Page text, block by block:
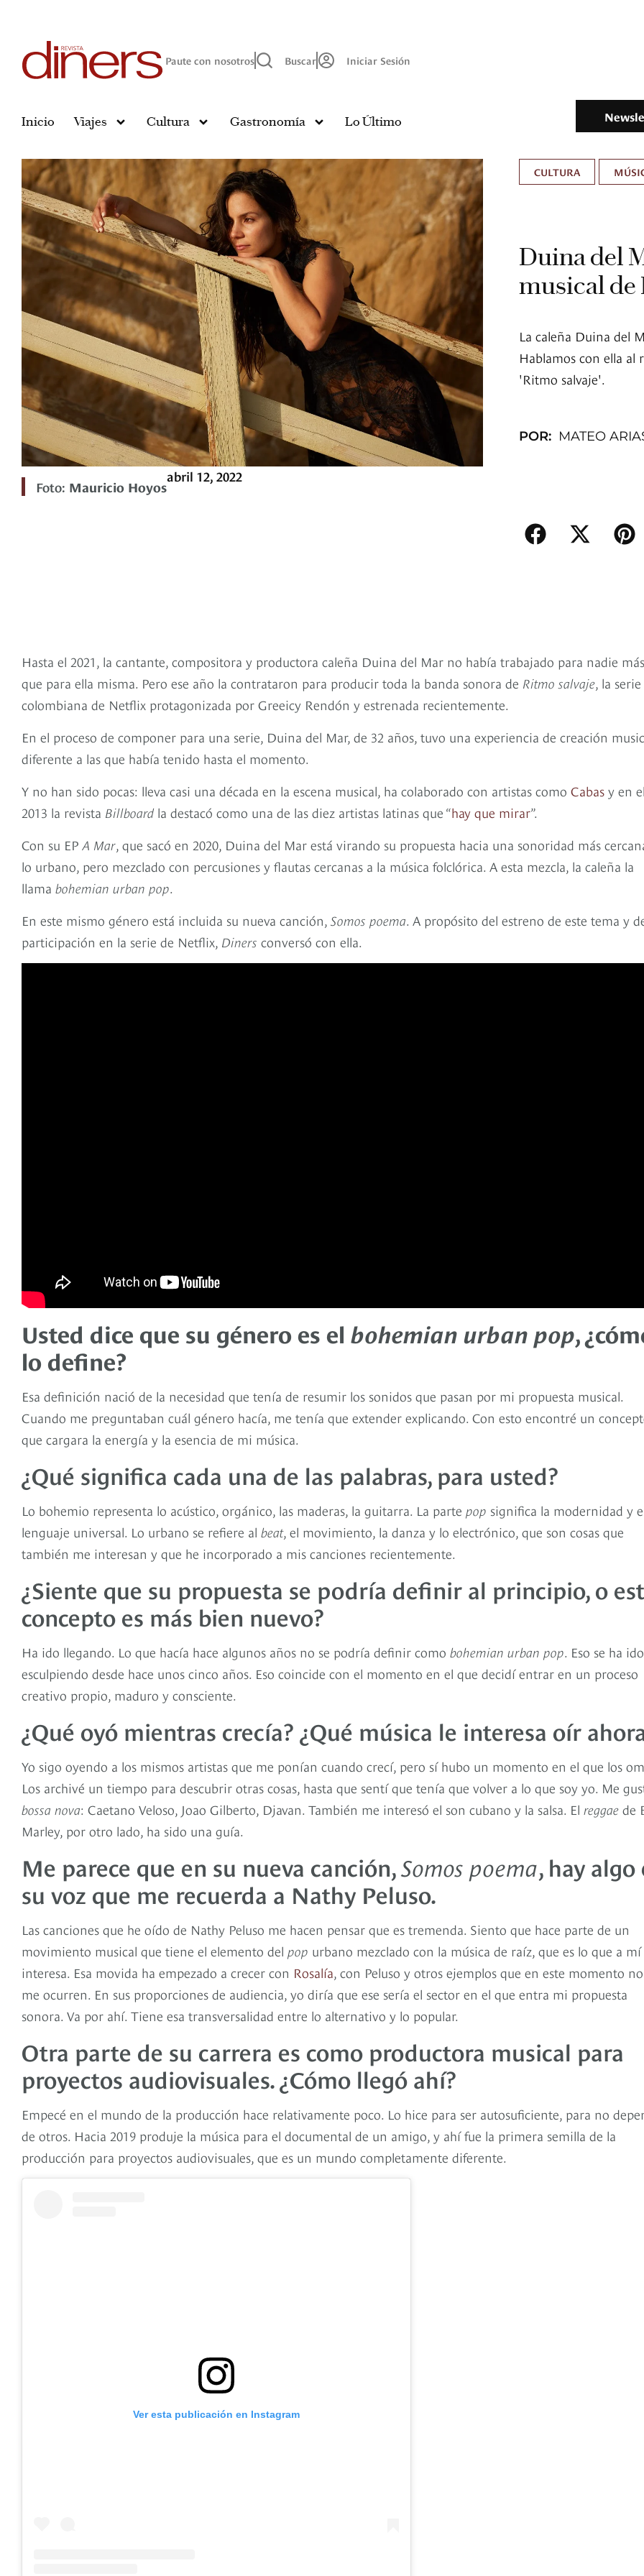
Paute con nosotros Buscar Iniciar Sesión
Inicio Viajes Cultura Gastronomía Lo Último
Foto: Mauricio Hoyos
abril 12, 2022
CULTURA
Duina del
musical de
La caleña Duina del
Hablamos con ella al
'Ritmo salvaje'.
POR: MATEO
Hasta el 2021, la cantante, compositora y productora caleña Duina del Mar no había trabajado para nadie más
que para ella misma. Pero ese año la contrataron para producir toda la banda sonora de Ritmo salvaje, la serie
colombiana de Netflix protagonizada por Greeicy Rendón y estrenada recientemente.
En el proceso de componer para una serie, Duina del Mar, de 32 años, tuvo una experiencia de creación
diferente a las que había tenido hasta el momento.
Y no han sido pocas: lleva casi una década en la escena musical, ha colaborado con artistas como Cabas y en el
2013 la revista Billboard la destacó como una de las diez artistas latinas que “hay que mirar”.
Con su EPA Mar, que sacó en 2020, Duina del Mar está virando su propuesta hacia una sonoridad más
lo urbano, pero mezclado con percusiones y flautas cercanas a la música folclórica. A esta mezcla, la caleña la
llama bohemian urban pop.
En este mismo género está incluida su nueva canción, Somos poema. A propósito del estreno de este tema y
participación en la serie de Netflix, Diners conversó con ella.
Usted dice que su género es el bohemian urban pop,
lo define?
Esa definición nació de la necesidad que tenía de resumir los sonidos que pasan por mi propuesta musical.
Cuando me preguntaban cuál género hacía, me tenía que extender explicando. Con esto encontré un
que cargara la energía y la esencia de mi música.
¿Qué significa cada una de las palabras, para usted?
Lo bohemio representa lo acústico, orgánico, las maderas, la guitarra. La parte pop significa la modernidad y
lenguaje universal. Lo urbano se refiere al beat, el movimiento, la danza y lo electrónico, que son cosas que
también me interesan y que he incorporado a mis canciones recientemente.
¿Siente que su propuesta se podría definir al principio, o
concepto es más bien nuevo?
Ha ido llegando. Lo que hacía hace algunos años no se podría definir como bohemian urban pop. Eso se ha ido
esculpiendo desde hace unos cinco años. Eso coincide con el momento en el que decidí entrar en un proceso
creativo propio, maduro y consciente.
¿Qué oyó mientras crecía? ¿Qué música le interesa oír
Yo sigo oyendo a los mismos artistas que me ponían cuando crecí, pero sí hubo un momento en el que los
Los archivé un tiempo para descubrir otras cosas, hasta que sentí que tenía que volver a lo que soy yo. Me
bossa nova: Caetano Veloso, Joao Gilberto, Djavan. También me interesó el son cubano y la salsa. El reggae de
Marley, por otro lado, ha sido una guía.
Me parece que en su nueva canción,Somos poema, hay algo
su voz que me recuerda a Nathy Peluso.
Las canciones que he oído de Nathy Peluso me hacen pensar que es tremenda. Siento que hace parte de un
movimiento musical que tiene el elemento del pop urbano mezclado con la música de raíz, que es lo que a
interesa. Esa movida ha empezado a crecer con Rosalía, con Peluso y otros ejemplos que en este momento
me ocurren. En sus proporciones de audiencia, yo diría que ese sería el sector en el que entra mi propuesta
sonora. Va por ahí. Tiene esa transversalidad entre lo alternativo y lo popular.
Otra parte de su carrera es como productora musical para
proyectos audiovisuales. ¿Cómo llegó ahí?
Empecé en el mundo de la producción hace relativamente poco. Lo hice para ser autosuficiente, para no
de otros. Hacia 2019 produje la música para el documental de un amigo, y ahí fue la primera semilla de la
producción para proyectos audiovisuales, que es un mundo completamente diferente.
Ver esta publicación en Instagram